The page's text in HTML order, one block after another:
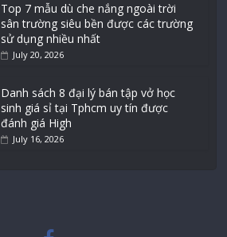
Top 7 mẫu dù che nắng ngoài trời
sân trường siêu bền được các trường
sử dụng nhiều nhất
July 20, 2026
Danh sách 8 đại lý bán tập vở học
sinh giá sỉ tại Tphcm uy tín được
đánh giá High
July 16, 2026